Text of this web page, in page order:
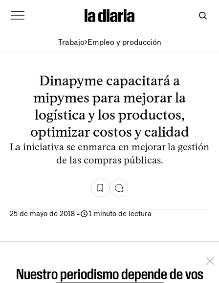
Trabajo Empleo y producción
Dinapyme capacitará a
mipymes para mejorar la
logística y los productos,
optimizar costos y calidad
La iniciativa se enmarca en mejorar la gestión
de las compras públicas.
25 de mayo de 2018 - 1 minuto de lectura
Nuestro periodismo depende de vos